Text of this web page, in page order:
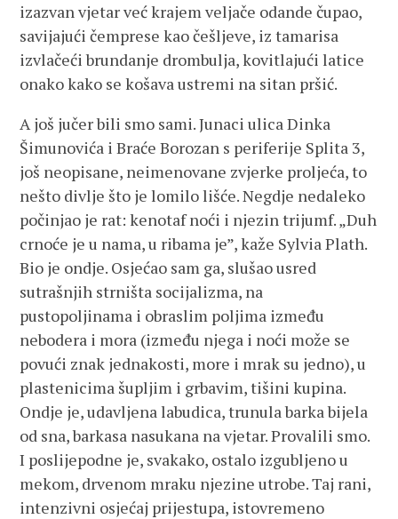
izazvan vjetar već krajem veljače odande čupao,
savijajući čemprese kao češljeve, iz tamarisa
izvlačeći brundanje drombulja, kovitlajući latice
onako kako se košava ustremi na sitan pršić.
A još jučer bili smo sami. Junaci ulica Dinka
Šimunovića i Braće Borozan s periferije Splita 3,
još neopisane, neimenovane zvjerke proljeća, to
nešto divlje što je lomilo lišće. Negdje nedaleko
počinjao je rat: kenotaf noći i njezin trijumf. „Duh
crnoće je u nama, u ribama je”, kaže Sylvia Plath.
Bio je ondje. Osjećao sam ga, slušao usred
sutrašnjih strništa socijalizma, na
pustopoljinama i obraslim poljima između
nebodera i mora (između njega i noći može se
povući znak jednakosti, more i mrak su jedno), u
plastenicima šupljim i grbavim, tišini kupina.
Ondje je, udavljena labudica, trunula barka bijela
od sna, barkasa nasukana na vjetar. Provalili smo.
I poslijepodne je, svakako, ostalo izgubljeno u
mekom, drvenom mraku njezine utrobe. Taj rani,
intenzivni osjećaj prijestupa, istovremeno